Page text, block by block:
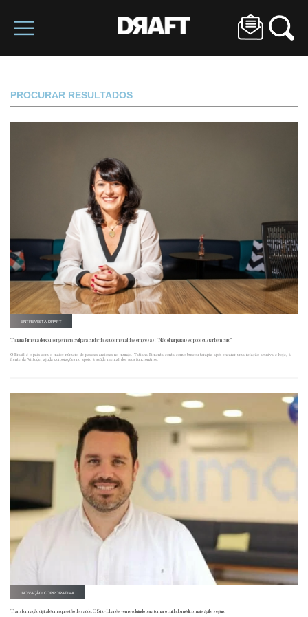
PROCURAR RESULTADOS
ENTREVISTA DRAFT
Tatiana Pimenta deixou a engenharia civil para cuidar da saúde mental das empresas: “Não olhar para isso pode custar bem caro”
O Brasil é o país com o maior número de pessoas ansiosas no mundo. Tatiana Pimenta conta como buscou terapia após encarar uma relação abusiva e hoje, à
frente da Vittude, ajuda corporações no apoio à saúde mental dos seus funcionários.
INOVAÇÃO CORPORATIVA
Transformação digital é uma questão de saúde. O Sírio-Libanês vem evoluindo para tornar o cuidado médico mais ágil e seguro